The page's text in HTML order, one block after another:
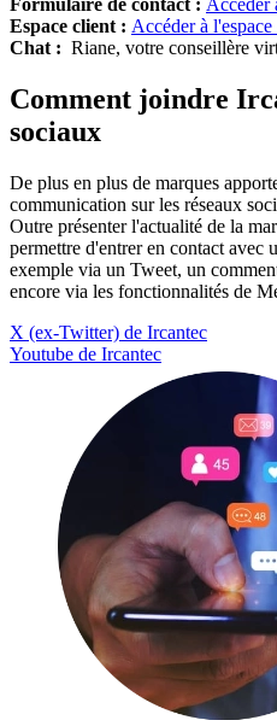
Formulaire de contact : Accéder
Espace client : Accéder à
Chat : Riane, votre conseillère
Comment joindre
sociaux
De plus en plus de marques
communication sur les réseaux
Outre présenter l'actualité de la
permettre d'entrer en contact avec
exemple via un Tweet, un
encore via les fonctionnalités de
X (ex-Twitter) de Ircantec
Youtube de Ircantec